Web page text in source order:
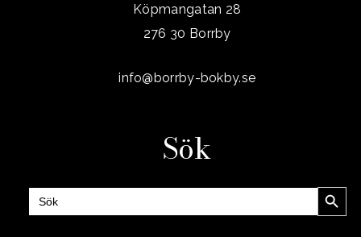
Köpmangatan 28
276 30 Borrby
info@borrby-bokby.se
Sök
Sök
efter: